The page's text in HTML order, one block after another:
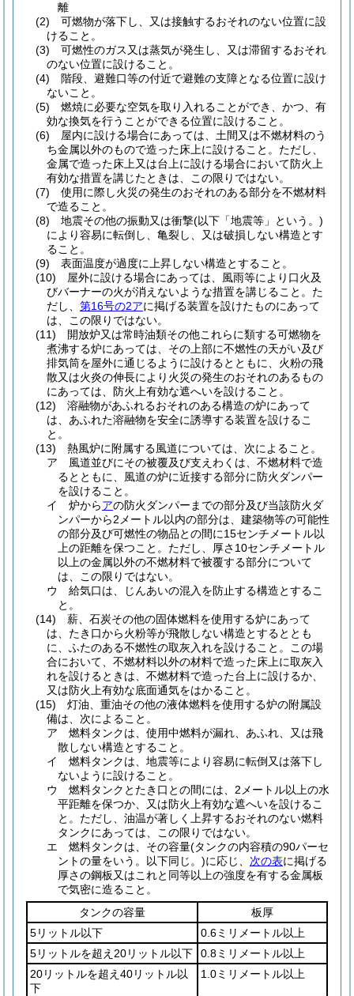
離
(2)
可燃物が落下し、又は接触するおそれのない位置に設
けること。
(3)
可燃性のガス又は蒸気が発生し、又は滞留するおそれ
のない位置に設けること。
(4)
階段、避難口等の付近で避難の支障となる位置に設け
ないこと。
(5)
燃焼に必要な空気を取り入れることができ、かつ、有
効な換気を行うことができる位置に設けること。
(6)
屋内に設ける場合にあっては、土間又は不燃材料のう
ち金属以外のもので造った床上に設けること。 ただし、
金属で造った床上又は台上に設ける場合において防火上
有効な措置を講じたときは、この限りではない。
(7)
使用に際し火災の発生のおそれのある部分を不燃材料
で造ること。
(8)
地震その他の振動又は衝撃(以下「地震等」という。)
により容易に転倒し、亀裂し、又は破損しない構造とす
ること。
(9)
表面温度が過度に上昇しない構造とすること。
(10)
屋外に設ける場合にあっては、風雨等により口火及
びバーナーの火が消えないような措置を講じること。 た
だし、 第16号の2アに掲げる装置を設けたものにあって
は、この限りではない。
(11)
開放炉又は常時油類その他これらに類する可燃物を
煮沸する炉にあっては、その上部に不燃性の天がい及び
排気筒を屋外に通じるように設けるとともに、火粉の飛
散又は火炎の伸長により火災の発生のおそれのあるもの
にあっては、防火上有効な遮へいを設けること。
(12)
溶融物があふれるおそれのある構造の炉にあって
は、あふれた溶融物を安全に誘導する装置を設けるこ
と。
(13)
熱風炉に附属する風道については、次によること。
ア
風道並びにその被覆及び支えわくは、不燃材料で造
るとともに、風道の炉に近接する部分に防火ダンパー
を設けること。
イ
炉からアの防火ダンパーまでの部分及び当該防火ダ
ンパーから2メートル以内の部分は、建築物等の可能性
の部分及び可燃性の物品との間に15センチメートル以
上の距離を保つこと。 ただし、厚さ10センチメートル
以上の金属以外の不燃材料で被覆する部分について
は、この限りではない。
ウ
給気口は、じんあいの混入を防止する構造とするこ
と。
(14)
薪、石炭その他の固体燃料を使用する炉にあって
は、たき口から火粉等が飛散しない構造とするととも
に、ふたのある不燃性の取灰入れを設けること。
この場
合において、不燃材料以外の材料で造った床上に取灰入
れを設けるときは、不燃材料で造った台上に設けるか、
又は防火上有効な底面通気をはかること。
(15)
灯油、重油その他の液体燃料を使用する炉の附属設
備は、次によること。
ア
燃料タンクは、使用中燃料が漏れ、あふれ、又は飛
散しない構造とすること。
イ
燃料タンクは、地震等により容易に転倒又は落下し
ないように設けること。
ウ
燃料タンクとたき口との間には、2メートル以上の水
平距離を保つか、又は防火上有効な遮へいを設けるこ
と。 ただし、油温が著しく上昇するおそれのない燃料
タンクにあっては、この限りではない。
エ
燃料タンクは、その容量(タンクの内容積の90パーセ
ントの量をいう。以下同じ。)に応じ、 次の表に掲げる
厚さの鋼板又はこれと同等以上の強度を有する金属板
で気密に造ること。
タンクの容量
板厚
5リットル以下
0.6ミリメートル以上
5リットルを超え20リットル以下
0.8ミリメートル以上
20リットルを超え40リットル以
下
1.0ミリメートル以上